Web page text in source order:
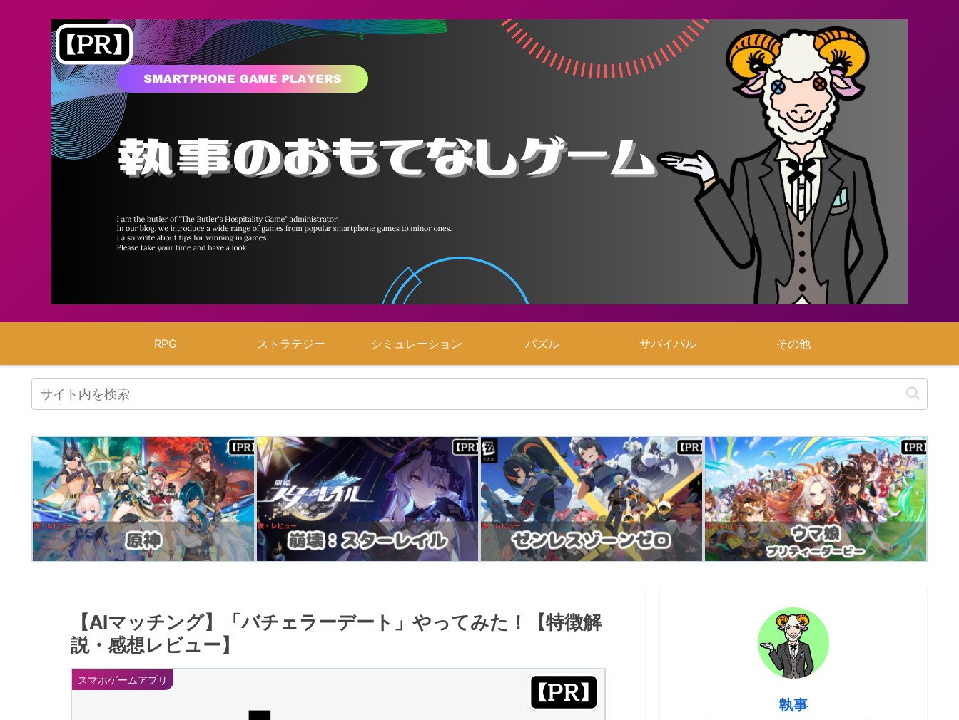
RPG ストラテジー シミュレーション パズル サバイバル その他
【AIマッチング】「バチェラーデート」やってみた！【特徴解
説・感想レビュー】
スマホゲームアプリ
執事